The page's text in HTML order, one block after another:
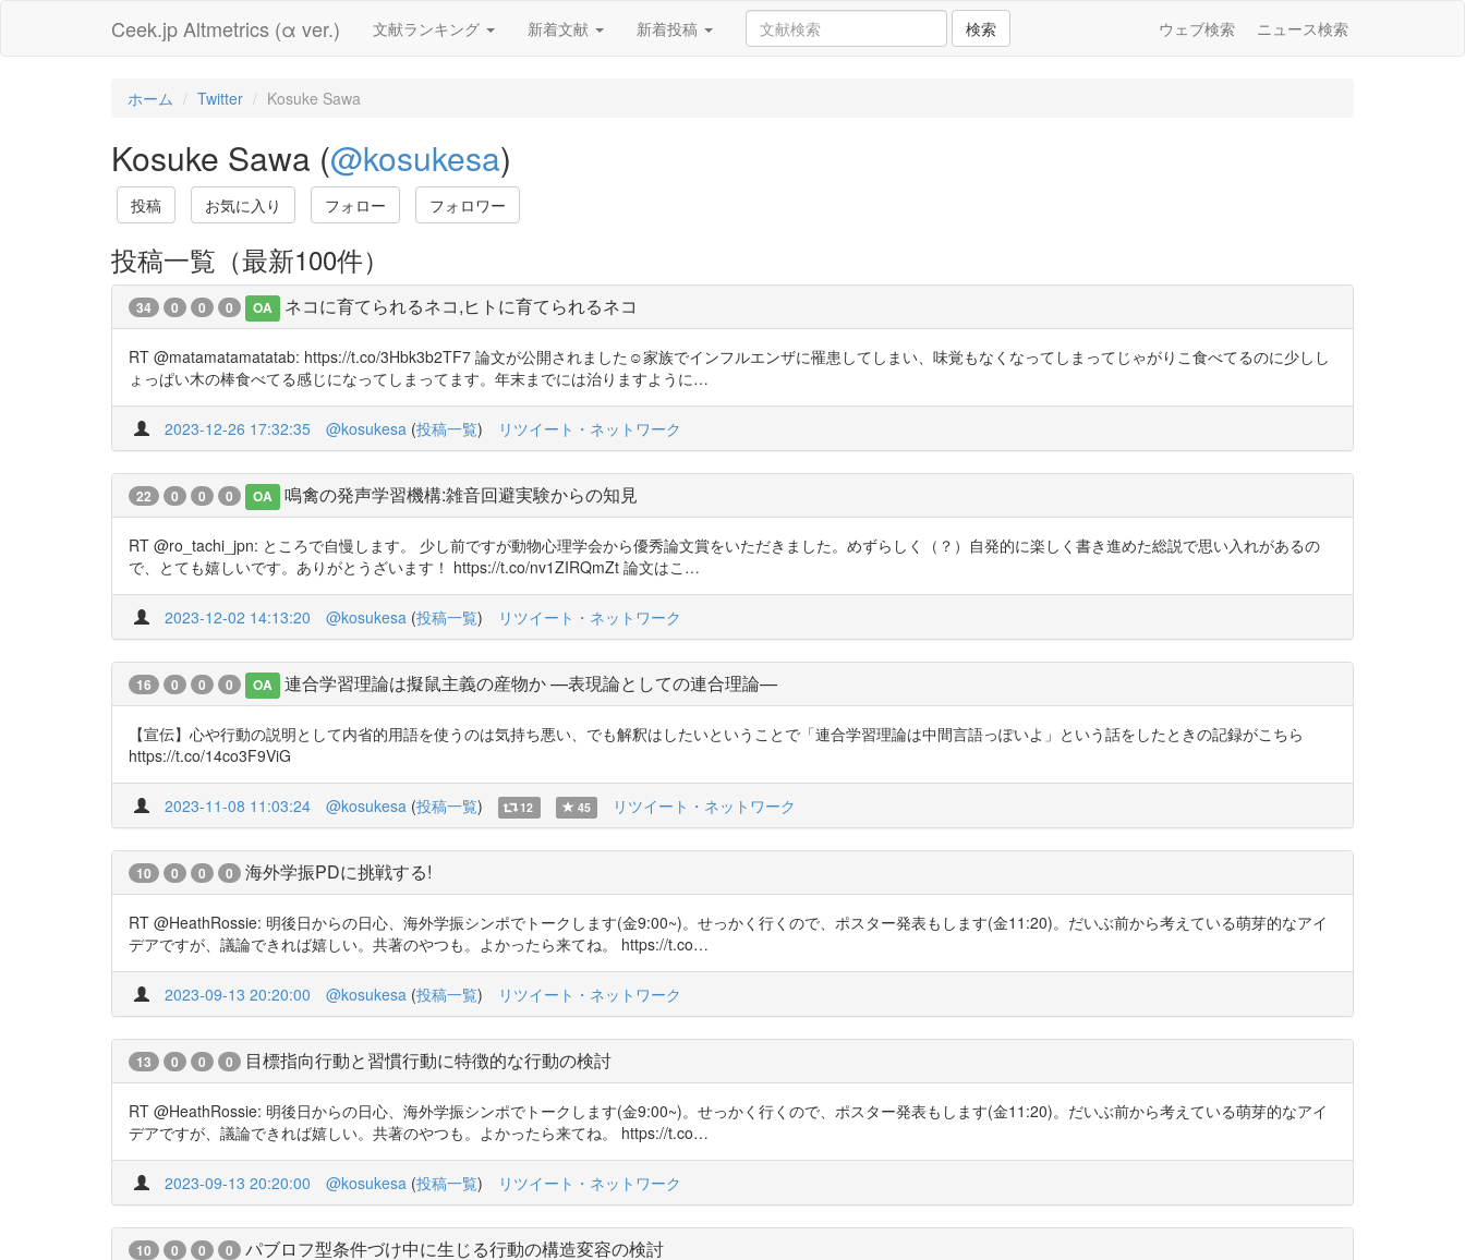
Ceek.jp Altmetrics (α ver.) 文献ランキング 新着文献 新着投稿 検索 ウェブ検索 ニュース検索
ホーム Twitter Kosuke Sawa
Kosuke Sawa (@kosukesa)
投稿 お気に入り フォロー フォロワー
投稿一覧（最新100件）
34 0 0 0 OA ネコに育てられるネコ,ヒトに育てられるネコ
RT @matamatamatatab: https://t.co/3Hbk3b2TF7 論文が公開されました☺️家族でインフルエンザに罹患してしまい、味覚もなくなってしまってじゃがりこ食べてるのに少しし
ょっぱい木の棒食べてる感じになってしまってます。年末までには治りますように…
2023-12-26 17:32:35 @kosukesa (投稿一覧) リツイート・ネットワーク
22 0 0 0 OA 鳴禽の発声学習機構:雑音回避実験からの知見
RT @ro_tachi_jpn: ところで自慢します。 少し前ですが動物心理学会から優秀論文賞をいただきました。めずらしく（？）自発的に楽しく書き進めた総説で思い入れがあるの
で、とても嬉しいです。ありがとうざいます！ https://t.co/nv1ZIRQmZt 論文はこ…
2023-12-02 14:13:20 @kosukesa (投稿一覧) リツイート・ネットワーク
16 0 0 0 OA 連合学習理論は擬鼠主義の産物か —表現論としての連合理論—
【宣伝】心や行動の説明として内省的用語を使うのは気持ち悪い、でも解釈はしたいということで「連合学習理論は中間言語っぽいよ」という話をしたときの記録がこちら
https://t.co/14co3F9ViG
2023-11-08 11:03:24 @kosukesa (投稿一覧) 12 45 リツイート・ネットワーク
10 0 0 0 海外学振PDに挑戦する!
RT @HeathRossie: 明後日からの日心、海外学振シンポでトークします(金9:00~)。せっかく行くので、ポスター発表もします(金11:20)。だいぶ前から考えている萌芽的なアイ
デアですが、議論できれば嬉しい。共著のやつも。よかったら来てね。 https://t.co…
2023-09-13 20:20:00 @kosukesa (投稿一覧) リツイート・ネットワーク
13 0 0 0 目標指向行動と習慣行動に特徴的な行動の検討
RT @HeathRossie: 明後日からの日心、海外学振シンポでトークします(金9:00~)。せっかく行くので、ポスター発表もします(金11:20)。だいぶ前から考えている萌芽的なアイ
デアですが、議論できれば嬉しい。共著のやつも。よかったら来てね。 https://t.co…
2023-09-13 20:20:00 @kosukesa (投稿一覧) リツイート・ネットワーク
10 0 0 0 パブロフ型条件づけ中に生じる行動の構造変容の検討